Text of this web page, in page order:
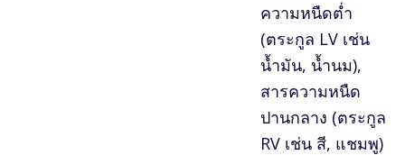
ความหนืดต่ำ
(ตระกูล LV เช่น
น้ำมัน, น้ำนม),
สารความหนืด
ปานกลาง (ตระกูล
RV เช่น สี, แชมพู)